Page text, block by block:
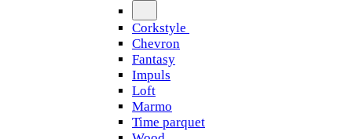
Corkstyle
Chevron
Fantasy
Impuls
Loft
Marmo
Time parquet